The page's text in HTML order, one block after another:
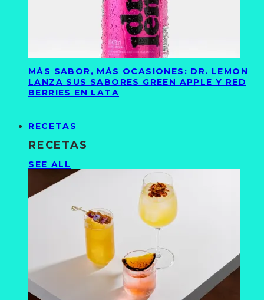
MÁS SABOR, MÁS OCASIONES: DR. LEMON
LANZA SUS SABORES GREEN APPLE Y RED
BERRIES EN LATA
RECETAS
RECETAS
SEE ALL